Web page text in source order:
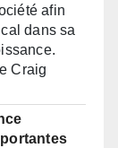
afin
dans sa
Craig